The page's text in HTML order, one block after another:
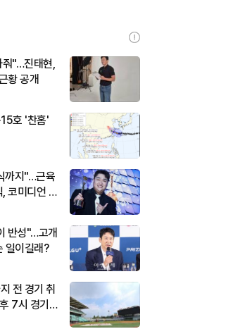
줘"…진태현,
황 공개
호 '찬홈'
까지"…근육
코미디언 김
반성"…고개
일이길래?
전 경기 취
7시 경기